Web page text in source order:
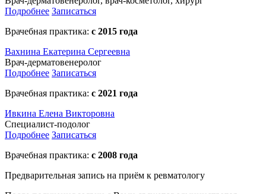
Подробнее Записаться
Врачебная практика: с 2015 года
Вахнина Екатерина Сергеевна
Врач-дерматовенеролог
Подробнее Записаться
Врачебная практика: с 2021 года
Ивкина Елена Викторовна
Специалист-подолог
Подробнее Записаться
Врачебная практика: с 2008 года
Предварительная запись на приём к ревматологу